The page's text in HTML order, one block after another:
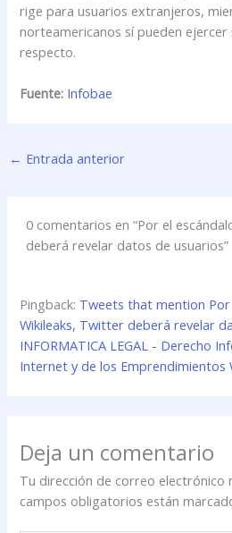
rige para usuarios extranjeros,
norteamericanos sí pueden ejercer
respecto.
Fuente: Infobae
← Entrada anterior
0 comentarios en “Por el
deberá revelar datos de usuarios”
Pingback: Tweets that mention Por
Wikileaks, Twitter deberá revelar
INFORMATICA LEGAL - Derecho
Internet y de los Emprendimientos
Deja un comentario
Tu dirección de correo electrónico
campos obligatorios están